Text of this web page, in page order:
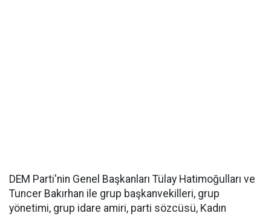
DEM Parti'nin Genel Başkanları Tülay Hatimoğulları ve
Tuncer Bakırhan ile grup başkanvekilleri, grup
yönetimi, grup idare amiri, parti sözcüsü, Kadın